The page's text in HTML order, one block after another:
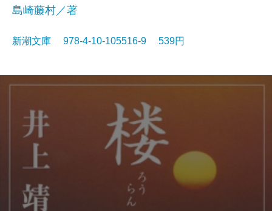
島崎藤村／著
新潮文庫 978-4-10-105516-9 539円